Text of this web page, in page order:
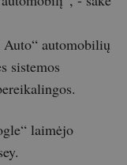
automobilių
sistemos
laimėjo